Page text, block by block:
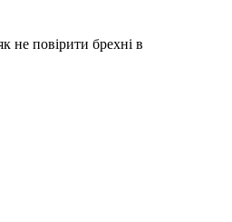
не повірити брехні в